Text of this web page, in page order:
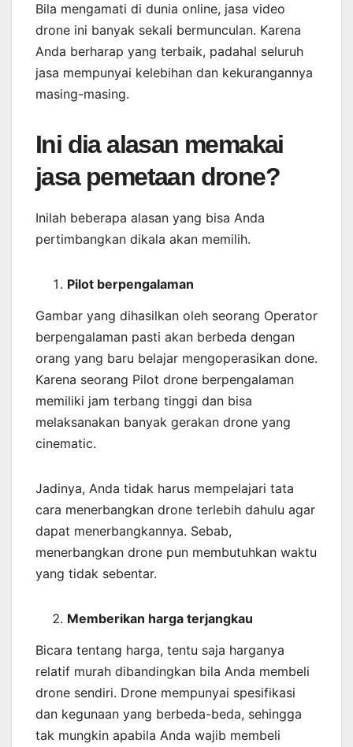
Bila mengamati di dunia online, jasa video
drone ini banyak sekali bermunculan. Karena
Anda berharap yang terbaik, padahal seluruh
jasa mempunyai kelebihan dan kekurangannya
masing-masing.
Ini dia alasan memakai
jasa pemetaan drone?
Inilah beberapa alasan yang bisa Anda
pertimbangkan dikala akan memilih.
Pilot berpengalaman
Gambar yang dihasilkan oleh seorang Operator
berpengalaman pasti akan berbeda dengan
orang yang baru belajar mengoperasikan done.
Karena seorang Pilot drone berpengalaman
memiliki jam terbang tinggi dan bisa
melaksanakan banyak gerakan drone yang
cinematic.
Jadinya, Anda tidak harus mempelajari tata
cara menerbangkan drone terlebih dahulu agar
dapat menerbangkannya. Sebab,
menerbangkan drone pun membutuhkan waktu
yang tidak sebentar.
Memberikan harga terjangkau
Bicara tentang harga, tentu saja harganya
relatif murah dibandingkan bila Anda membeli
drone sendiri. Drone mempunyai spesifikasi
dan kegunaan yang berbeda-beda, sehingga
tak mungkin apabila Anda wajib membeli